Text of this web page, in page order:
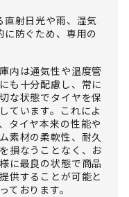
直射日光や雨、湿気
防ぐため、専用の
内は通気性や温度管
も十分配慮し、常に
な状態でタイヤを保
ています。これによ
タイヤ本来の性能や
素材の柔軟性、耐久
損なうことなく、お
に最良の状態で商品
供することが可能と
ております。